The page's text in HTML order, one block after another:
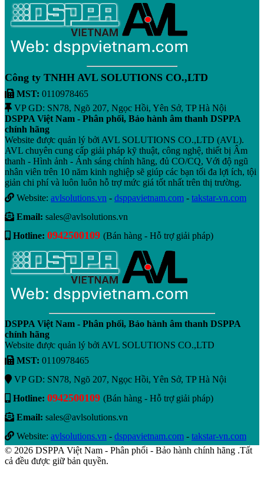
Công ty TNHH AVL SOLUTIONS CO.,LTD
MST: 0110978465
VP GD: SN78, Ngõ 207, Ngọc Hồi, Yên Sở, TP Hà Nội
DSPPA Việt Nam - Phân phối, Bảo hành âm thanh DSPPA
chính hãng
Website được quản lý bởi AVL SOLUTIONS CO.,LTD (AVL).
AVL chuyên cung cấp giải pháp kỹ thuật, công nghệ, thiết bị Âm
thanh - Hình ảnh - Ánh sáng chính hãng, đủ CO/CQ, Với độ ngũ
nhân viên trên 10 năm kinh nghiệp sẽ giúp các bạn tối đa lợi ích, tội
giản chi phí và luôn luôn hỗ trợ mức giá tốt nhất trên thị trường.
Website: avlsolutions.vn - dsppavietnam.com - takstar-vn.com
Email: sales@avlsolutions.vn
Hotline: 0942500109 (Bán hàng - Hỗ trợ giải pháp)
DSPPA Việt Nam - Phân phối, Bảo hành âm thanh DSPPA
chính hãng
Website được quản lý bởi AVL SOLUTIONS CO.,LTD
MST: 0110978465
VP GD: SN78, Ngõ 207, Ngọc Hồi, Yên Sở, TP Hà Nội
Hotline: 0942500109 (Bán hàng - Hỗ trợ giải pháp)
Email: sales@avlsolutions.vn
Website: avlsolutions.vn - dsppavietnam.com - takstar-vn.com
© 2026 DSPPA Việt Nam - Phân phối - Bảo hành chính hãng .Tất
cả đều được giữ bản quyền.